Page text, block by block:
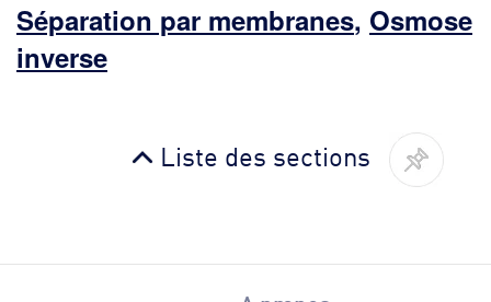
Séparation par membranes, Osmose
inverse
Liste des sections